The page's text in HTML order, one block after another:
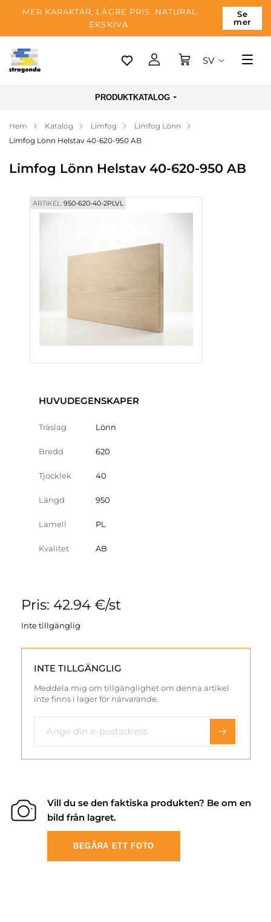
MER KARAKTÄR, LÄGRE PRIS. NATURAL
EKSKIVA.
Se
mer
Tallinn
Betalning
Blogg
Kontakter
SV
PRODUKTKATALOG
Hem Katalog Limfog
Limfog Lönn
Limfog Lönn Helstav 40-620-950 AB
Limfog Lönn Helstav 40-620-950 AB
ARTIKEL:950-620-40-2PLVL
HUVUDEGENSKAPER
Träslag Lönn
Bredd 620
Tjocklek 40
Längd 950
Lamell PL
Kvalitet AB
Pris: 42.94 €/st
Inte tillgänglig
INTE TILLGÄNGLIG
Meddela mig om tillgänglighet om denna artikel
inte finns i lager för närvarande.
Vill du se den faktiska produkten? Be om en
bild från lagret.
BEGÄRA ETT FOTO